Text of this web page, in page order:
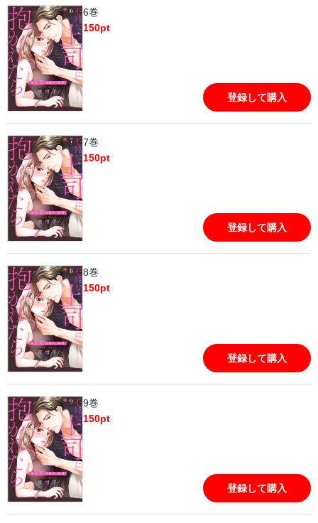
6巻
150pt
登録して購入
7巻
150pt
登録して購入
8巻
150pt
登録して購入
9巻
150pt
登録して購入